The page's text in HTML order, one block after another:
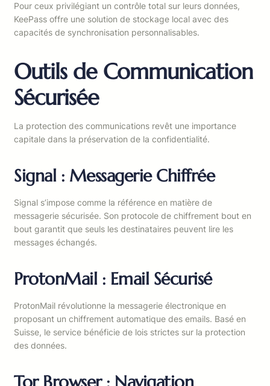
Pour ceux privilégiant un contrôle total sur leurs données,
KeePass offre une solution de stockage local avec des
capacités de synchronisation personnalisables.
Outils de Communication
Sécurisée
La protection des communications revêt une importance
capitale dans la préservation de la confidentialité.
Signal : Messagerie Chiffrée
Signal s’impose comme la référence en matière de
messagerie sécurisée. Son protocole de chiffrement bout en
bout garantit que seuls les destinataires peuvent lire les
messages échangés.
ProtonMail : Email Sécurisé
ProtonMail révolutionne la messagerie électronique en
proposant un chiffrement automatique des emails. Basé en
Suisse, le service bénéficie de lois strictes sur la protection
des données.